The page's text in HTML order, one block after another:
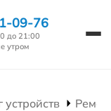
09-76
до 21:00
утром
устройств